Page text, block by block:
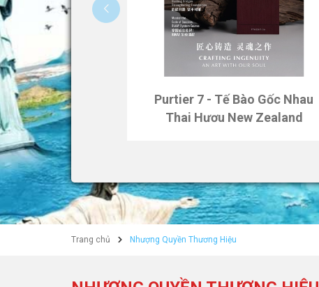
Purtier 7 - Tế Bào Gốc Nhau
Thai Hươu New Zealand
Trang chủ Nhượng Quyền Thương Hiệu